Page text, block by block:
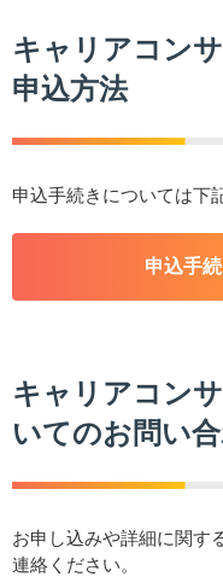
キャリアコン
申込方法
申込手続きについては下
申込手
キャリアコン
いてのお問い
お申し込みや詳細に関す
連絡ください。